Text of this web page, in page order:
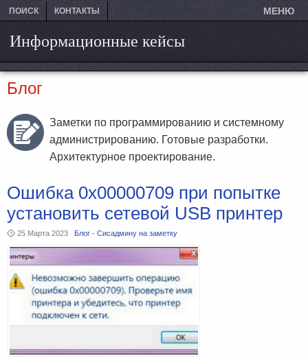
ПОИСК КОНТАКТЫ МЕНЮ
Информационные кейсы
Блог
Заметки по программированию и системному
администрированию. Готовые разработки.
Архитектурное проектирование.
Ошибка 0x00000709 при попытке
установить сетевой USB принтер
25 Марта 2023 Блог - Сисадмину на заметку